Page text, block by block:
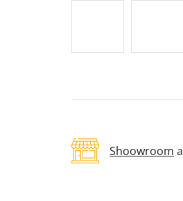
Shoowroom a